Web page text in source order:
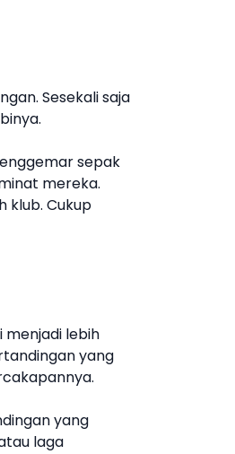
Sesekali saja
sepak
mereka.
klub. Cukup
menjadi lebih
yang
yang
laga